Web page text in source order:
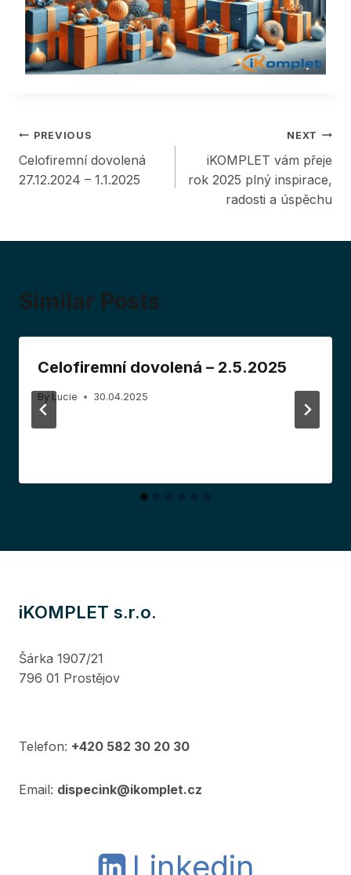
Post
navigation
PREVIOUS
Celofiremní dovolená
27.12.2024 – 1.1.2025
NEXT
iKOMPLET vám přeje
rok 2025 plný inspirace,
radosti a úspěchu
Similar Posts
Celofiremní dovolená – 2.5.2025
By Lucie 30.04.2025
iKOMPLET s.r.o.
Šárka 1907/21
796 01 Prostějov
Telefon: +420 582 30 20 30
Email: dispecink@ikomplet.cz
Linkedin